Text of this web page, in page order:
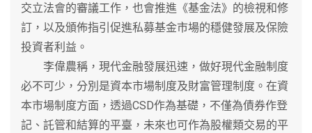
交立法會的審議工作，也會推進《基金法》的檢視和修
訂，以及頒佈指引促進私募基金市場的穩健發展及保險
投資者利益。
李偉農稱，現代金融發展迅速，做好現代金融制度
必不可少，分別是資本市場制度及財富管理制度。在資
本市場制度方面，透過CSD作為基礎，不僅為債券作登
記、託管和結算的平臺，未來也可作為股權類交易的平